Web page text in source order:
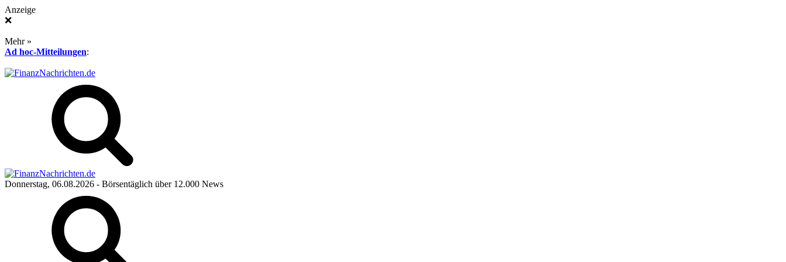
Anzeige
❌
Mehr »
Ad hoc-Mitteilungen:
Donnerstag, 06.08.2026 - Börsentäglich über 12.000 News